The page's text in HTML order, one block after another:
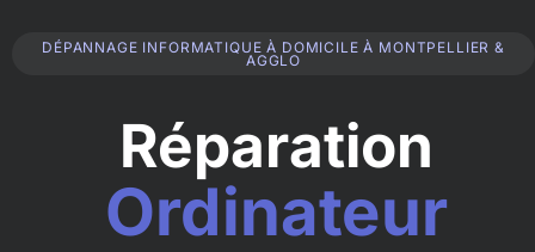
DÉPANNAGE INFORMATIQUE À DOMICILE À MONTPELLIER &
AGGLO
Réparation
Ordinateur